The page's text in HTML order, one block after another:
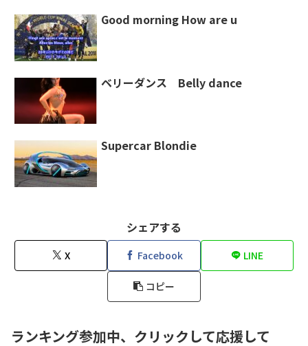
Good morning How are u
ベリーダンス Belly dance
Supercar Blondie
シェアする
X Facebook LINE
コピー
ランキング参加中、クリックして応援して